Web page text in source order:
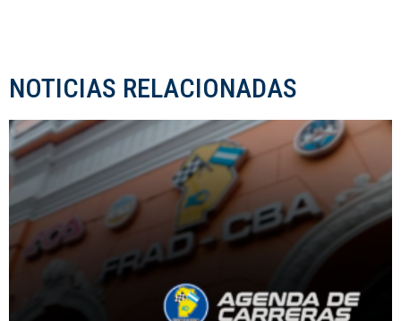
NOTICIAS RELACIONADAS